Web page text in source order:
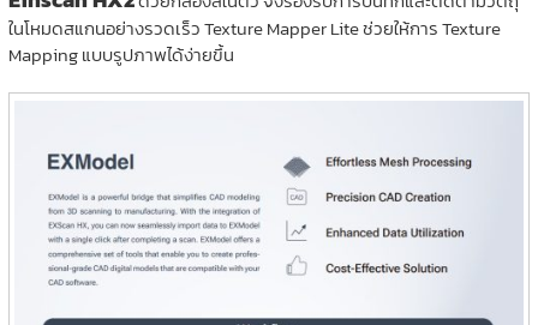
ในโหมดสแกนอย่างรวดเร็ว Texture Mapper Lite ช่วยให้การ Texture
Mapping แบบรูปภาพได้ง่ายขึ้น